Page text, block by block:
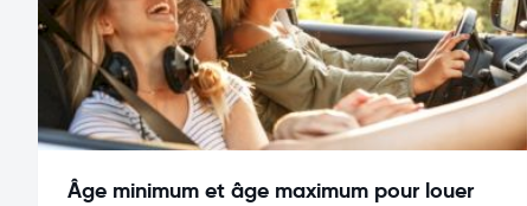
Âge minimum et âge maximum pour louer